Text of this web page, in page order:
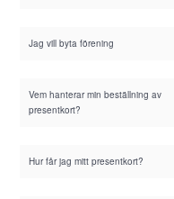
Jag vill byta förening
Vem hanterar min beställning av
presentkort?
Hur får jag mitt presentkort?